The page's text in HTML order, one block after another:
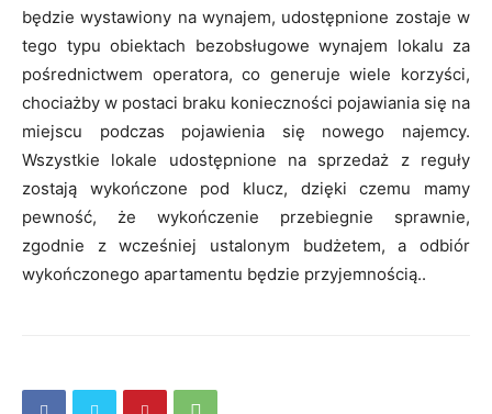
będzie wystawiony na wynajem, udostępnione zostaje w
tego typu obiektach bezobsługowe wynajem lokalu za
pośrednictwem operatora, co generuje wiele korzyści,
chociażby w postaci braku konieczności pojawiania się na
miejscu podczas pojawienia się nowego najemcy.
Wszystkie lokale udostępnione na sprzedaż z reguły
zostają wykończone pod klucz, dzięki czemu mamy
pewność, że wykończenie przebiegnie sprawnie,
zgodnie z wcześniej ustalonym budżetem, a odbiór
wykończonego apartamentu będzie przyjemnością..